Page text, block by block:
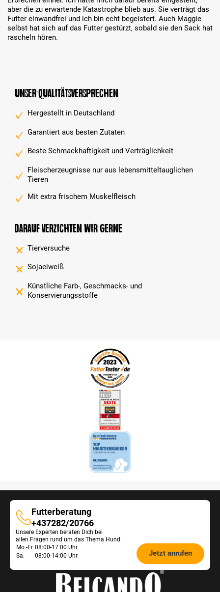
aber die zu erwartende Katastrophe blieb aus. Sie verträgt das
Futter einwandfrei und ich bin echt begeistert. Auch Maggie
selbst hat sich auf das Futter gestürzt, sobald sie den Sack hat
rascheln hören.
Unser Qualitätsversprechen
Hergestellt in Deutschland
Garantiert aus besten Zutaten
Beste Schmackhaftigkeit und Verträglichkeit
Fleischerzeugnisse nur aus lebensmitteltauglichen
Tieren
Mit extra frischem Muskelfleisch
Darauf verzichten wir gerne
Tierversuche
Sojaeiweiß
Künstliche Farb-, Geschmacks- und
Konservierungsstoffe
Futterberatung
Futterberatung
+437282/20766
Unsere Experten beraten Dich bei
allen Fragen rund um das Thema Hund.
Öffnungszeiten
Futterberatung:
Mo.-Fr. 08:00-17:00 Uhr
Sa.
08:00-14:00 Uhr Jetzt anrufen